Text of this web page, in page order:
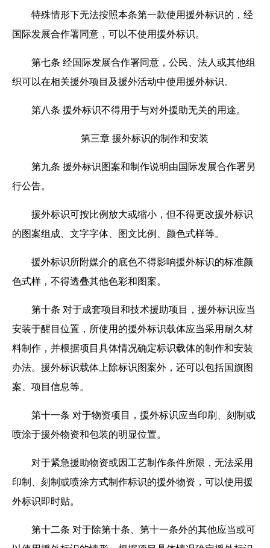
特殊情形下无法按照本条第一款使用援外标识的，经
国际发展合作署同意，可以不使用援外标识。
第七条 经国际发展合作署同意，公民、法人或其他组
织可以在相关援外项目及援外活动中使用援外标识。
第八条 援外标识不得用于与对外援助无关的用途。
第三章 援外标识的制作和安装
第九条 援外标识图案和制作说明由国际发展合作署另
行公告。
援外标识可按比例放大或缩小，但不得更改援外标识
的图案组成、文字字体、图文比例、颜色式样等。
援外标识所附媒介的底色不得影响援外标识的标准颜
色式样，不得透叠其他色彩和图案。
第十条 对于成套项目和技术援助项目，援外标识应当
安装于醒目位置，所使用的援外标识载体应当采用耐久材
料制作，并根据项目具体情况确定标识载体的制作和安装
办法。援外标识载体上除标识图案外，还可以包括国旗图
案、项目信息等。
第十一条 对于物资项目，援外标识应当印刷、刻制或
喷涂于援外物资和包装的明显位置。
对于紧急援助物资或因工艺制作条件所限，无法采用
印制、刻制或喷涂方式制作标识的援外物资，可以使用援
外标识即时贴。
第十二条 对于除第十条、第十一条外的其他应当或可